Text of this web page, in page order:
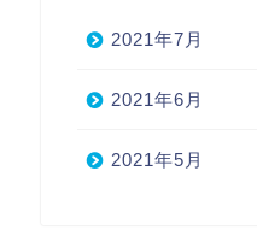
2021年7月
2021年6月
2021年5月